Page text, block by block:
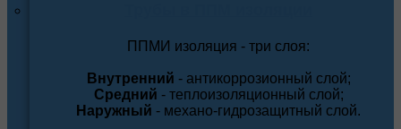
ППМИ изоляция - три слоя:
Внутренний - антикоррозионный слой;
Средний - теплоизоляционный слой;
Наружный - механо-гидрозащитный слой.